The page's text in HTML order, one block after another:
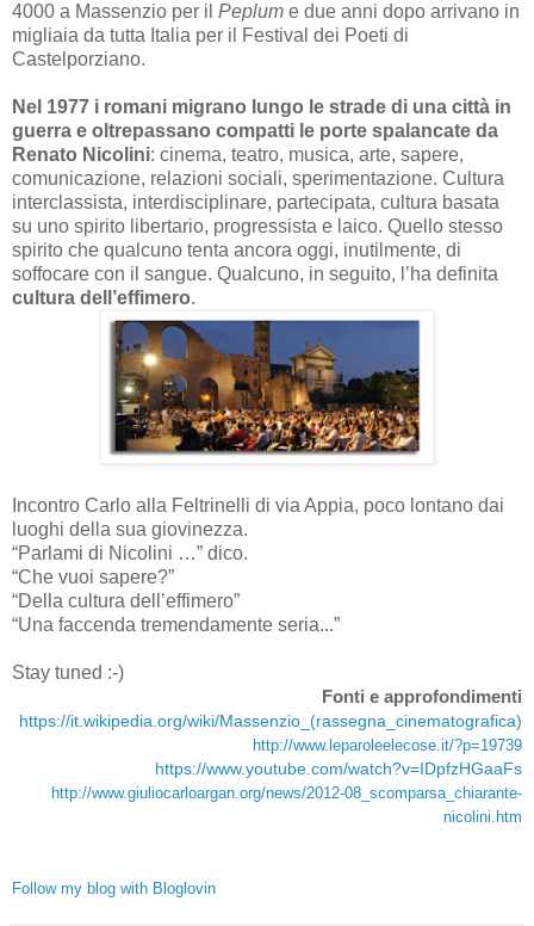
4000 a Massenzio per il Peplum e due anni dopo arrivano in
migliaia da tutta Italia per il Festival dei Poeti di
Castelporziano.
Nel 1977 i romani migrano lungo le strade di una città in
guerra e oltrepassano compatti le porte spalancate da
Renato Nicolini: cinema, teatro, musica, arte, sapere,
comunicazione, relazioni sociali, sperimentazione. Cultura
interclassista, interdisciplinare, partecipata, cultura basata
su uno spirito libertario, progressista e laico. Quello stesso
spirito che qualcuno tenta ancora oggi, inutilmente, di
soffocare con il sangue. Qualcuno, in seguito, l’ha definita
cultura dell’effimero.
Incontro Carlo alla Feltrinelli di via Appia, poco lontano dai
luoghi della sua giovinezza.
“Parlami di Nicolini …” dico.
“Che vuoi sapere?”
“Della cultura dell’effimero”
“Una faccenda tremendamente seria...”
Stay tuned :-)
Fonti e approfondimenti
https://it.wikipedia.org/wiki/Massenzio_(rassegna_cinematografica)
http://www.leparoleelecose.it/?p=19739
https://www.youtube.com/watch?v=IDpfzHGaaFs
http://www.giuliocarloargan.org/news/2012-08_scomparsa_chiarante-
nicolini.htm
Follow my blog with Bloglovin